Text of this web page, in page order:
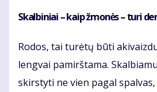
Skalbiniai – kaip žmonės – turi
Rodos, tai turėtų būti
lengvai pamirštama.
skirstyti ne vien pagal